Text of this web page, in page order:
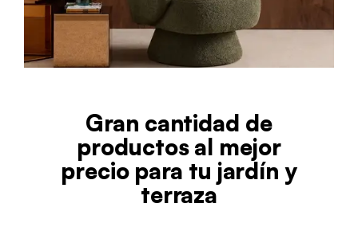
Gran cantidad de
productos al mejor
precio para tu jardín y
terraza